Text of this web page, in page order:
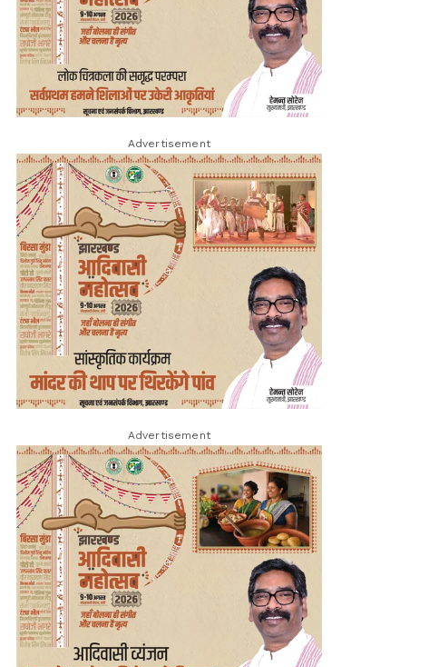
Advertisement
Advertisement